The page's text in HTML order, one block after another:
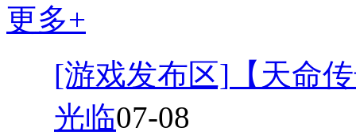
更多+
[游戏发布区] 【天命
光临07-08